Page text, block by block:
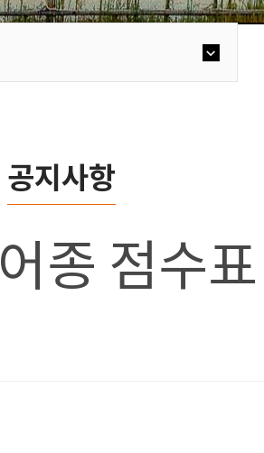
공지사항
종 점수표